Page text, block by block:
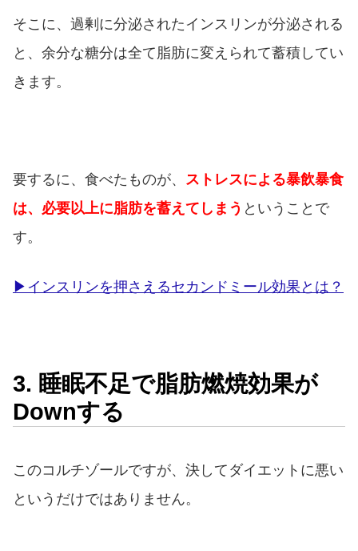
そこに、過剰に分泌されたインスリンが分泌される
と、余分な糖分は全て脂肪に変えられて蓄積してい
きます。
要するに、食べたものが、 ストレスによる暴飲暴食
は、必要以上に脂肪を蓄えてしまう ということで
す。
▶インスリンを押さえるセカンドミール効果とは？
3. 睡眠不足で脂肪燃焼効果が
Downする
このコルチゾールですが、決してダイエットに悪い
というだけではありません。